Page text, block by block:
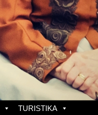
TURISTIKA